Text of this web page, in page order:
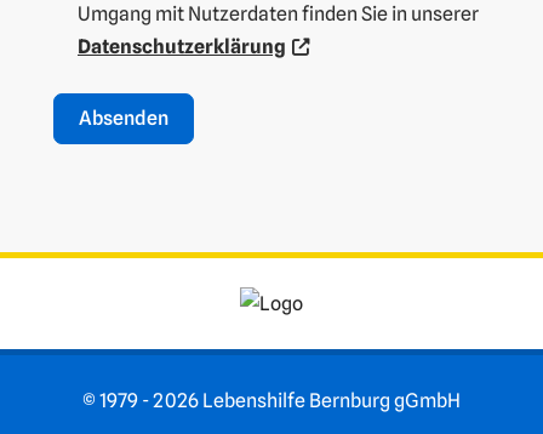
Umgang mit Nutzerdaten finden Sie in unserer
Datenschutzerklärung
Absenden
e
a
© 1979 - 2026 Lebenshilfe Bernburg gGmbH